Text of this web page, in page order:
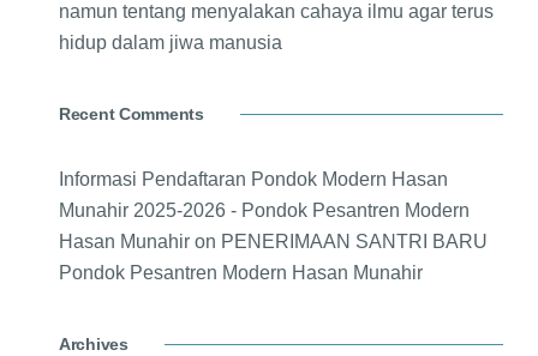
namun tentang menyalakan cahaya ilmu agar terus
hidup dalam jiwa manusia
Recent Comments
Informasi Pendaftaran Pondok Modern Hasan
Munahir 2025-2026 - Pondok Pesantren Modern
Hasan Munahir on PENERIMAAN SANTRI BARU
Pondok Pesantren Modern Hasan Munahir
Archives